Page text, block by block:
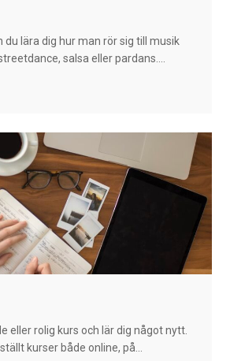
du lära dig hur man rör sig till musik
salsa eller pardans....
eller rolig kurs och lär dig något nytt.
kurser både online, på...